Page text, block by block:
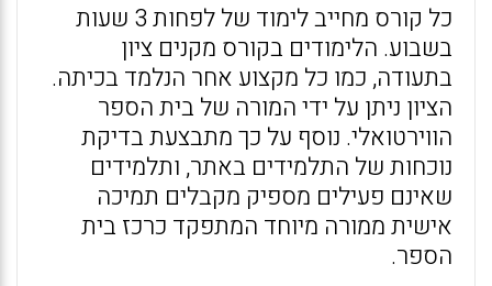
כל קורס מחייב לימוד של לפחות 3 שעות
בשבוע. הלימודים בקורס מקנים ציון
בתעודה, כמו כל מקצוע אחר הנלמד בכיתה.
הציון ניתן על ידי המורה של בית הספר
הווירטואלי. נוסף על כך מתבצעת בדיקת
נוכחות של התלמידים באתר, ותלמידים
שאינם פעילים מספיק מקבלים תמיכה
אישית ממורה מיוחד המתפקד כרכז בית
הספר.